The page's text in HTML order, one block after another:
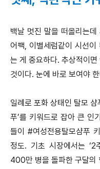
백날 멋진 말을 떠올리는데
어팩, 이별세럼같이 시선
는 게 중요하다. 추상적이
것이다. 눈에 바로 보여야
일례로 포화 상태인 탈모
푸’를 키워드로 잡아 큰 인
들이 #여성전용탈모샴푸
정도. 기초 시장에서는
400만 병을 돌파한 구달의